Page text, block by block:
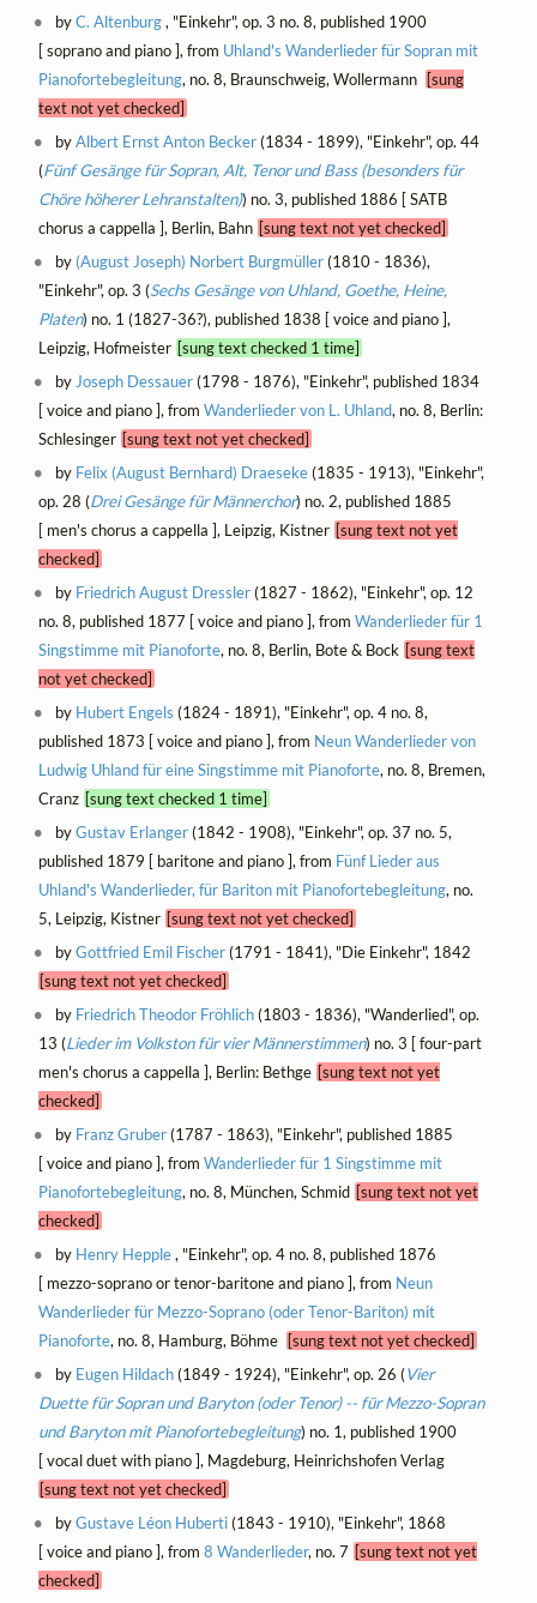
byC. Altenburg, "Einkehr", op. 3 no. 8, published 1900
[ soprano and piano ], from Uhland's Wanderlieder für Sopran mit
Pianofortebegleitung, no. 8, Braunschweig, Wollermann [sung
text not yet checked]
byAlbert Ernst Anton Becker(1834 - 1899), "Einkehr", op. 44
(Fünf Gesänge für Sopran, Alt, Tenor und Bass (besonders für
Chöre höherer Lehranstalten)) no. 3, published 1886 [ SATB
chorus a cappella ], Berlin, Bahn [sung text not yet checked]
by (August Joseph) Norbert Burgmüller(1810 - 1836),
"Einkehr", op. 3 (Sechs Gesänge von Uhland, Goethe, Heine,
Platen) no. 1 (1827-36?), published 1838 [ voice and piano ],
Leipzig, Hofmeister [sung text checked 1 time]
by Joseph Dessauer(1798 - 1876), "Einkehr", published 1834
[ voice and piano ], from Wanderlieder von L. Uhland, no. 8, Berlin:
Schlesinger [sung text not yet checked]
by Felix (August Bernhard) Draeseke(1835 - 1913), "Einkehr",
op. 28 (Drei Gesänge für Männerchor) no. 2, published 1885
[ men's chorus a cappella ], Leipzig, Kistner [sung text not yet
checked]
by Friedrich August Dressler(1827 - 1862), "Einkehr", op. 12
no. 8, published 1877 [ voice and piano ], from Wanderlieder für 1
Singstimme mit Pianoforte, no. 8, Berlin, Bote & Bock [sung text
not yet checked]
by Hubert Engels (1824 - 1891), "Einkehr", op. 4 no. 8,
published 1873 [ voice and piano ], from Neun Wanderlieder von
Ludwig Uhland für eine Singstimme mit Pianoforte, no. 8, Bremen,
Cranz [sung text checked 1 time]
byGustav Erlanger(1842 - 1908), "Einkehr", op. 37 no. 5,
published 1879 [ baritone and piano ], from Fünf Lieder aus
Uhland's Wanderlieder, für Bariton mit Pianofortebegleitung, no.
5, Leipzig, Kistner [sung text not yet checked]
byGottfried Emil Fischer(1791 - 1841), "Die Einkehr", 1842
[sung text not yet checked]
by Friedrich Theodor Fröhlich(1803 - 1836), "Wanderlied", op.
13 (Lieder im Volkston für vier Männerstimmen) no. 3 [ four-part
men's chorus a cappella ], Berlin: Bethge [sung text not yet
checked]
by Franz Gruber(1787 - 1863), "Einkehr", published 1885
[ voice and piano ], from Wanderlieder für 1 Singstimme mit
Pianofortebegleitung, no. 8, München, Schmid [sung text not yet
checked]
by Henry Hepple, "Einkehr", op. 4 no. 8, published 1876
[ mezzo-soprano or tenor-baritone and piano ], from Neun
Wanderlieder für Mezzo-Soprano (oder Tenor-Bariton) mit
Pianoforte, no. 8, Hamburg, Böhme
[sung text not yet checked]
by Eugen Hildach(1849 - 1924), "Einkehr", op. 26 (Vier
Duette für Sopran und Baryton (oder Tenor) -- für Mezzo-Sopran
und Baryton mit Pianofortebegleitung) no. 1, published 1900
[ vocal duet with piano ], Magdeburg, Heinrichshofen Verlag
[sung text not yet checked]
byGustave Léon Huberti(1843 - 1910), "Einkehr", 1868
[ voice and piano ], from 8 Wanderlieder, no. 7 [sung text not yet
checked]